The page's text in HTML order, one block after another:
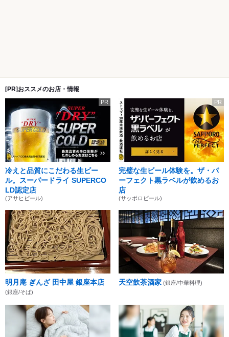
[PR]おススメのお店・情報
PR
冷えと品質にこだわる生ビー
ル。スーパードライ SUPERCO
LD認定店
(アサヒビール)
PR
完璧な生ビール体験を。ザ・パ
ーフェクト黒ラベルが飲めるお
店
(サッポロビール)
明月庵 ぎんざ 田中屋 銀座本店
(銀座/そば)
天空飲茶酒家 (銀座/中華料理)